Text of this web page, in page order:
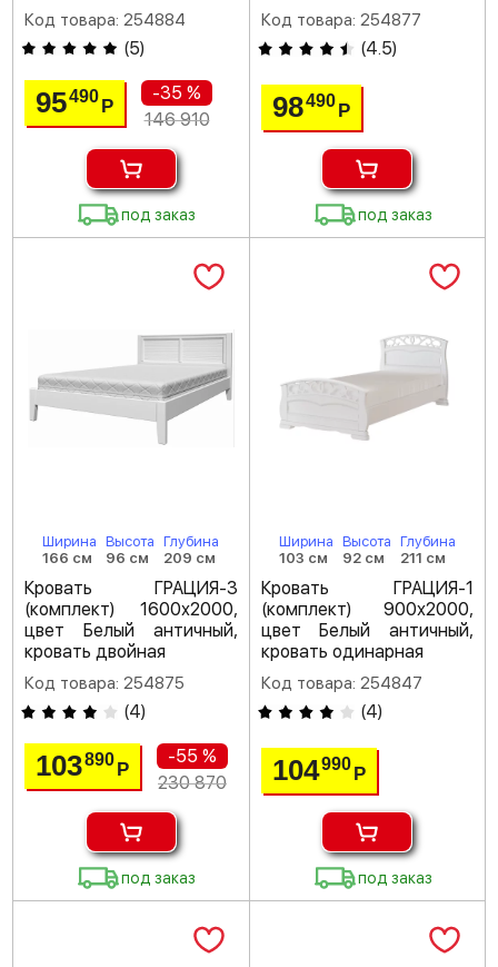
Код товара: 254884
(5)
95490Р
-35 %
146 910
под заказ
Код товара: 254877
(4.5)
98490 Р
под заказ
Ширина
166 см
Высота
96 см
Глубина
209 см
Кровать ГРАЦИЯ-3
(комплект) 1600х2000,
цвет Белый античный,
кровать двойная
Код товара: 254875
(4)
103890Р
-55 %
230 870
под заказ
Ширина
103 см
Высота
92 см
Глубина
211 см
Кровать ГРАЦИЯ-1
(комплект) 900х2000,
цвет Белый античный,
кровать одинарная
Код товара: 254847
(4)
104990 Р
под заказ